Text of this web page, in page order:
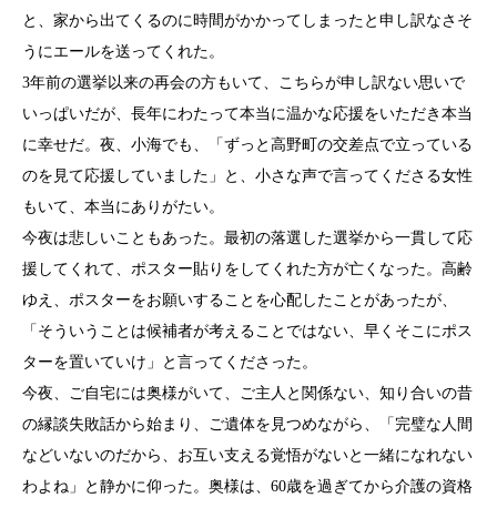
と、家から出てくるのに時間がかかってしまったと申し訳なさそ
うにエールを送ってくれた。
3年前の選挙以来の再会の方もいて、こちらが申し訳ない思いで
いっぱいだが、長年にわたって本当に温かな応援をいただき本当
に幸せだ。夜、小海でも、「ずっと高野町の交差点で立っている
のを見て応援していました」と、小さな声で言ってくださる女性
もいて、本当にありがたい。
今夜は悲しいこともあった。最初の落選した選挙から一貫して応
援してくれて、ポスター貼りをしてくれた方が亡くなった。高齢
ゆえ、ポスターをお願いすることを心配したことがあったが、
「そういうことは候補者が考えることではない、早くそこにポス
ターを置いていけ」と言ってくださった。
今夜、ご自宅には奥様がいて、ご主人と関係ない、知り合いの昔
の縁談失敗話から始まり、ご遺体を見つめながら、「完璧な人間
などいないのだから、お互い支える覚悟がないと一緒になれない
わよね」と静かに仰った。奥様は、60歳を過ぎてから介護の資格